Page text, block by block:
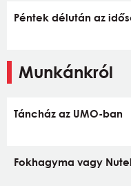
Péntek délután az
Munkánkról
Táncház az UMO-ban
Fokhagyma vagy